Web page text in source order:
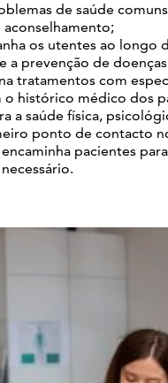
de saúde
aconselhamento;
os utentes ao longo
a prevenção de
tratamentos com
o histórico médico dos
a saúde física,
ponto de contacto
pacientes